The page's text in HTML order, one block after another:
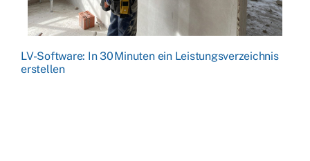
LV-Software: In 30 Minuten ein Leistungsverzeichnis
erstellen